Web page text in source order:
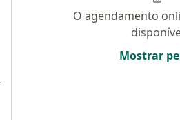
O agendamento
Mostrar